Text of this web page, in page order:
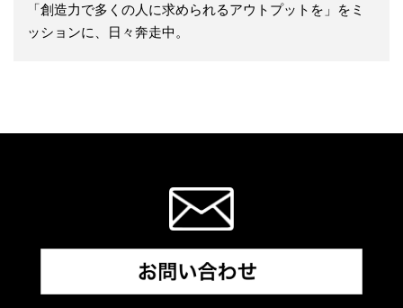
「創造力で多くの人に求められるアウトプットを」をミ
ッションに、日々奔走中。